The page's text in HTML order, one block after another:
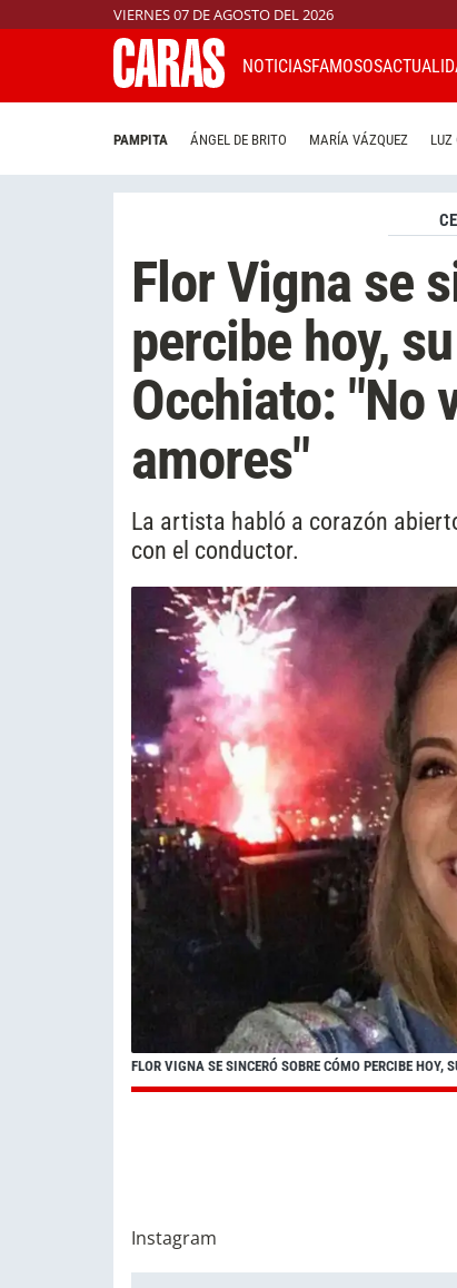
VIERNES 07 DE AGOSTO DEL 2026
NOTICIASFAMOSOS
PAMPITA ÁNGEL DE BRITO MARÍA VÁZQUEZ LUZ
Flor Vigna se
percibe hoy,
Occhiato: "No
amores"
La artista habló a corazón
con el conductor.
FLOR VIGNA SE SINCERÓ SOBRE CÓMO PERCIBE
Instagram